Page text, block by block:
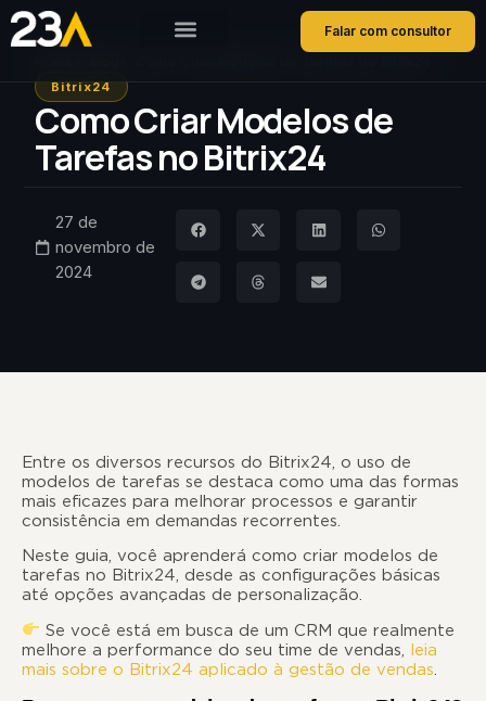
Falar com consultor
Bitrix24
Como Criar Modelos de
Tarefas no Bitrix24
27 de
novembro de
2024
Entre os diversos recursos do Bitrix24, o uso de
modelos de tarefas se destaca como uma das formas
mais eficazes para melhorar processos e garantir
consistência em demandas recorrentes.
Neste guia, você aprenderá como criar modelos de
tarefas no Bitrix24, desde as configurações básicas
até opções avançadas de personalização.
Se você está em busca de um CRM que realmente
melhore a performance do seu time de vendas, leia
mais sobre o Bitrix24 aplicado à gestão de vendas.